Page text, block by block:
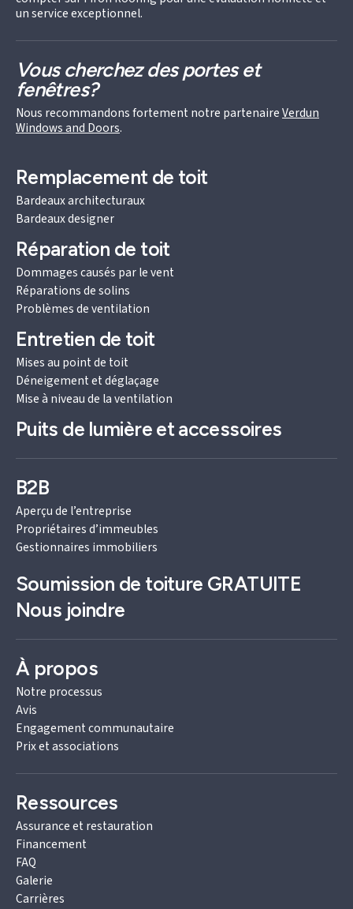
un service exceptionnel.
Vous cherchez des portes et
fenêtres?
Nous recommandons fortement notre partenaireVerdun
Windows and Doors.
Remplacement de toit
Bardeaux architecturaux
Bardeaux designer
Réparation de toit
Dommages causés par le vent
Réparations de solins
Problèmes de ventilation
Entretien de toit
Mises au point de toit
Déneigement et déglaçage
Mise à niveau de la ventilation
Puits de lumière et accessoires
B2B
Aperçu de l’entreprise
Propriétaires d’immeubles
Gestionnaires immobiliers
Soumission de toiture GRATUITE
Nous joindre
À propos
Notre processus
Avis
Engagement communautaire
Prix et associations
Ressources
Assurance et restauration
Financement
FAQ
Galerie
Carrières